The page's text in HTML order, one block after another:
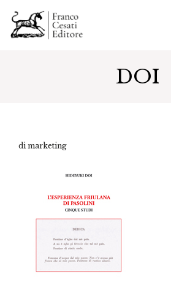
DOI
di marketing